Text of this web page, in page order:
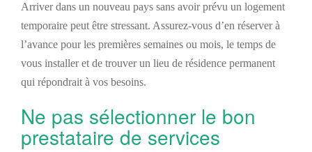
Arriver dans un nouveau pays sans avoir prévu un logement
temporaire peut être stressant. Assurez-vous d’en réserver à
l’avance pour les premières semaines ou mois, le temps de
vous installer et de trouver un lieu de résidence permanent
qui répondrait à vos besoins.
Ne pas sélectionner le bon
prestataire de services